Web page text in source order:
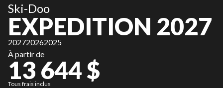
Ski-Doo
EXPEDITION 2027
202720262025
À partir de
13 644 $
Tous frais inclus